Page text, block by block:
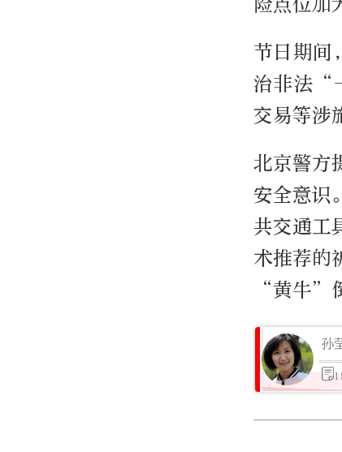
节日期
治非法“
交易等涉
北京警方
安全意识
共交通工
术推荐的
“黄牛”
孙